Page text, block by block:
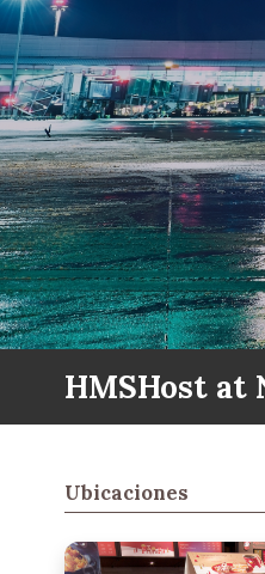
HMSHost
Ubicaciones